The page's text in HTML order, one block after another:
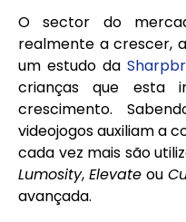
O sector do
realmente a crescer,
um estudo da
crianças que esta
crescimento.
videojogos auxiliam a
cada vez mais são
Lumosity, Elevateou
avançada.